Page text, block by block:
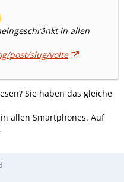
in allen
post/slug/volte
Sie haben das gleiche
allen Smartphones. Auf